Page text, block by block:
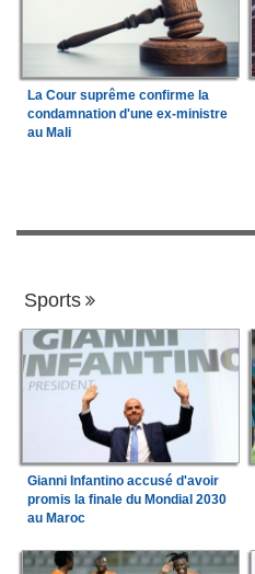
La Cour suprême confirme la
condamnation d'une ex-ministre
au Mali
Sports
Gianni Infantino accusé d'avoir
promis la finale du Mondial 2030
au Maroc